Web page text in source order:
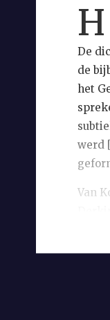
H
De
de
het
werd
Van
het